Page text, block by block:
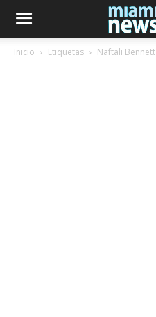
Inicio Etiquetas Naftali Bennett